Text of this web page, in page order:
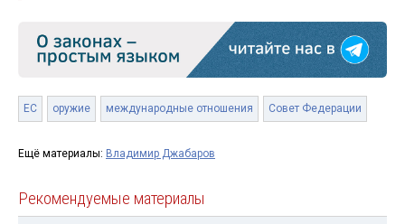
ЕС оружие международные отношения Совет Федерации
Ещё материалы: Владимир Джабаров
Рекомендуемые материалы